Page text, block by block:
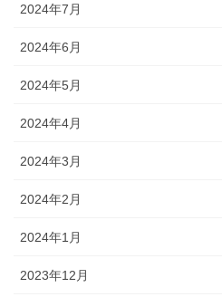
2024年7月
2024年6月
2024年5月
2024年4月
2024年3月
2024年2月
2024年1月
2023年12月